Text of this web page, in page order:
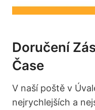
Doručení
Čase
V naší poště v
nejrychlejších a